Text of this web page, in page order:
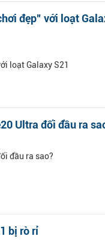
đẹp” với loạt
loạt Galaxy S21
Ultra đối đầu ra
đầu ra sao?
bị rò rỉ